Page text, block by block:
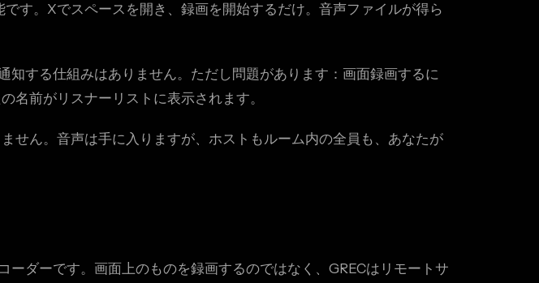
す。Xでスペースを開き、録画を開始するだけ。音声ファイルが得ら
する仕組みはありません。ただし問題があります：画面録画するに
名前がリスナーリストに表示されます。
せん。音声は手に入りますが、ホストもルーム内の全員も、あなたが
ダーです。画面上のものを録画するのではなく、GRECはリモートサ